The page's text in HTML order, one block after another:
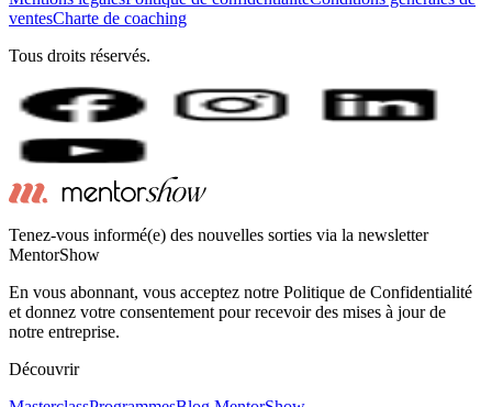
ventesCharte de coaching
Tous droits réservés.
Tenez-vous informé(e) des nouvelles sorties via la newsletter
MentorShow
En vous abonnant, vous acceptez notre Politique de Confidentialité
et donnez votre consentement pour recevoir des mises à jour de
notre entreprise.
Découvrir